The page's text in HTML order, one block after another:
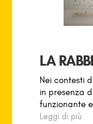
LA
Nei contesti
in presenza
funzionante
Leggi di più